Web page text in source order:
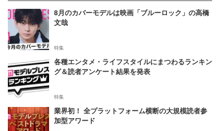
8月のカバーモデルは映画「ブルーロック」の高橋
文哉
特集
各種エンタメ・ライフスタイルにまつわるランキン
グ＆読者アンケート結果を発表
特集
業界初！ 全プラットフォーム横断の大規模読者参
加型アワード